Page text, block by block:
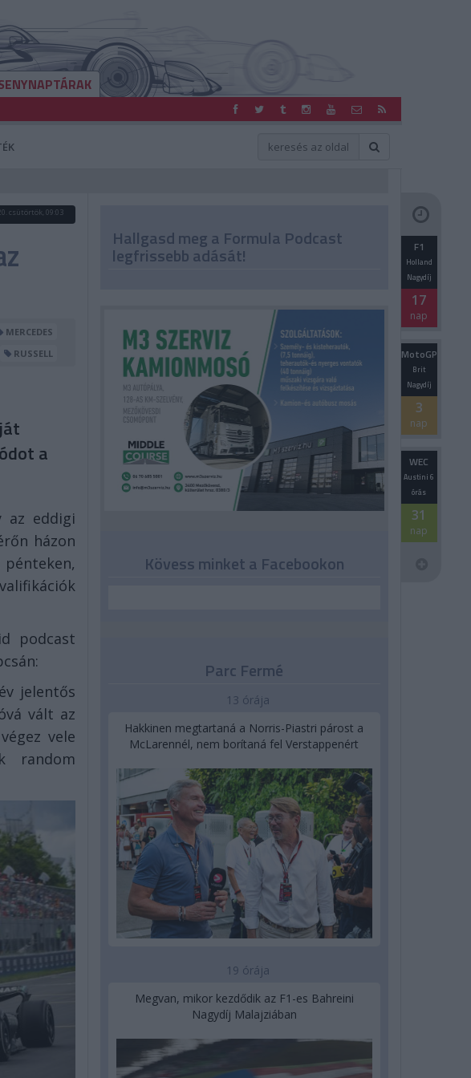
csütörtök, 09:03
MERCEDES
RUSSELL
a
az eddigi
házon
podcast
jelentős
vált az
vele
random
Hallgasd meg a Formula Podcast
legfrissebb adását! F1
Holland
Nagydíj
17
nap
MotoGP
Brit
Nagydíj
3
nap
WEC
Austini 6
órás
31
nap
Kövess minket a Facebookon
Parc Fermé
13 órája
Hakkinen megtartaná a Norris-Piastri párost a
McLarennél, nem borítaná fel Verstappenért
19 órája
Megvan, mikor kezdődik az F1-es Bahreini
Nagydíj Malajziában